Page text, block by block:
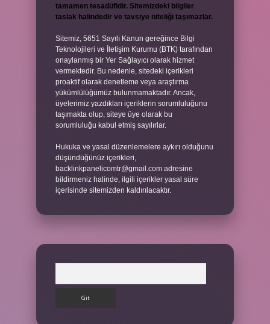
tamamen tesadüfidir. Sitemizdeki bilgiler
taslak halindedir ve tavsiye niteliği taşımazlar.
Sitemiz, 5651 Sayılı Kanun gereğince Bilgi
Teknolojileri ve İletişim Kurumu (BTK) tarafından
onaylanmış bir Yer Sağlayıcı olarak hizmet
vermektedir. Bu nedenle, sitedeki içerikleri
proaktif olarak denetleme veya araştırma
yükümlülüğümüz bulunmamaktadır. Ancak,
üyelerimiz yazdıkları içeriklerin sorumluluğunu
taşımakta olup, siteye üye olarak bu
sorumluluğu kabul etmiş sayılırlar.
Hukuka ve yasal düzenlemelere aykırı olduğunu
düşündüğünüz içerikleri,
backlinkpanelicomtr@gmail.com adresine
bildirmeniz halinde, ilgili içerikler yasal süre
içerisinde sitemizden kaldırılacaktır.